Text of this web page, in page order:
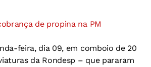
de propina na PM
feira, dia 09, em comboio de 20
da Rondesp – que pararam